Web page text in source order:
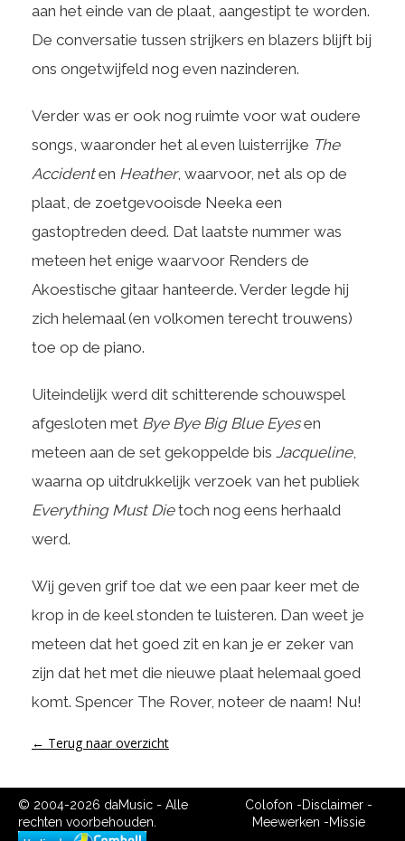
aan het einde van de plaat, aangestipt te worden.
De conversatie tussen strijkers en blazers blijft bij
ons ongetwijfeld nog even nazinderen.
Verder was er ook nog ruimte voor wat oudere
songs, waaronder het al even luisterrijke The
Accidenten Heather, waarvoor, net als op de
plaat, de zoetgevooisde Neeka een
gastoptreden deed. Dat laatste nummer was
meteen het enige waarvoor Renders de
Akoestische gitaar hanteerde. Verder legde hij
zich helemaal (en volkomen terecht trouwens)
toe op de piano.
Uiteindelijk werd dit schitterende schouwspel
afgesloten met Bye Bye Big Blue Eyesen
meteen aan de set gekoppelde bis Jacqueline,
waarna op uitdrukkelijk verzoek van het publiek
Everything Must Dietoch nog eens herhaald
werd.
Wij geven grif toe dat we een paar keer met de
krop in de keel stonden te luisteren. Dan weet je
meteen dat het goed zit en kan je er zeker van
zijn dat het met die nieuwe plaat helemaal goed
komt. Spencer The Rover, noteer de naam! Nu!
← Terug naar overzicht
© 2004-2026 daMusic - Alle
rechten voorbehouden.
Colofon -Disclaimer-
Meewerken -Missie